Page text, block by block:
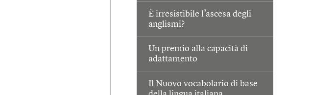
È irresistibile l’ascesa degli
anglismi?
Un premio alla capacità di
adattamento
Il Nuovo vocabolario di base